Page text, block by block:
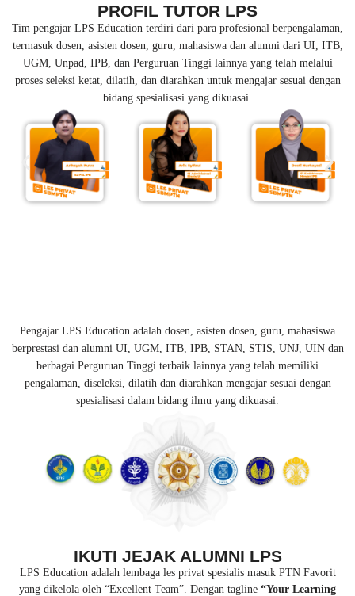
PROFIL TUTOR LPS
Tim pengajar LPS Education terdiri dari para profesional berpengalaman,
termasuk dosen, asisten dosen, guru, mahasiswa dan alumni dari UI, ITB,
UGM, Unpad, IPB, dan Perguruan Tinggi lainnya yang telah melalui
proses seleksi ketat, dilatih, dan diarahkan untuk mengajar sesuai dengan
bidang spesialisasi yang dikuasai.
Pengajar LPS Education adalah dosen, asisten dosen, guru, mahasiswa
berprestasi dan alumni UI, UGM, ITB, IPB, STAN, STIS, UNJ, UIN dan
berbagai Perguruan Tinggi terbaik lainnya yang telah memiliki
pengalaman, diseleksi, dilatih dan diarahkan mengajar sesuai dengan
spesialisasi dalam bidang ilmu yang dikuasai.
IKUTI JEJAK ALUMNI LPS
LPS Education adalah lembaga les privat spesialis masuk PTN Favorit
yang dikelola oleh “Excellent Team”. Dengan tagline “Your Learning